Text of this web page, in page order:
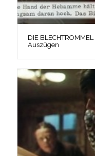
DIE
Auszügen